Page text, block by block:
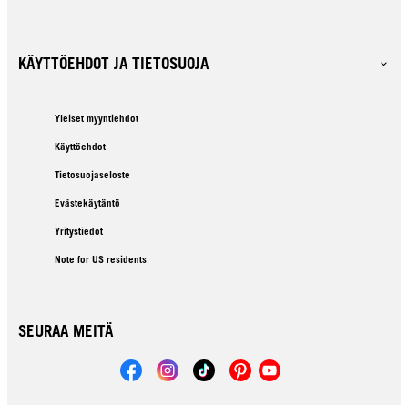
KÄYTTÖEHDOT JA TIETOSUOJA
Yleiset myyntiehdot
Käyttöehdot
Tietosuojaseloste
Evästekäytäntö
Yritystiedot
Note for US residents
SEURAA MEITÄ